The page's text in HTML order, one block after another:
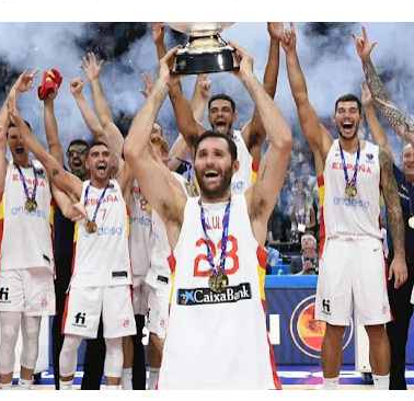
de Europa de remo 2026 (Varese, Italia) -
lacrosse femenino 2026 (Tokio, Japón) -
en el último Impact! con Jason
esgrima 2026 (Hong Kong) - La delegación
es la nueva monarca Intercontinental,
Softball League 2026 - Las Utah
de piragüismo slalom 2026 (Oklahoma City,
al fin es campeona mundial y Maya World